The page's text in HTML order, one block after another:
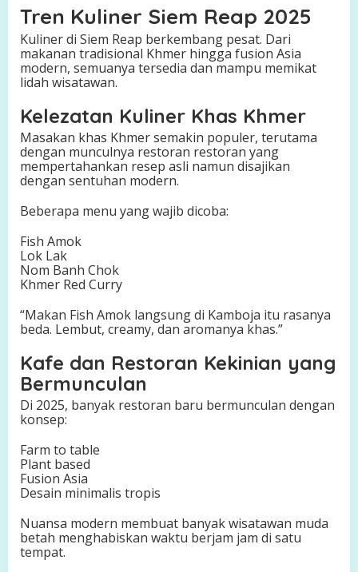
Tren Kuliner Siem Reap 2025
Kuliner di Siem Reap berkembang pesat. Dari
makanan tradisional Khmer hingga fusion Asia
modern, semuanya tersedia dan mampu memikat
lidah wisatawan.
Kelezatan Kuliner Khas Khmer
Masakan khas Khmer semakin populer, terutama
dengan munculnya restoran restoran yang
mempertahankan resep asli namun disajikan
dengan sentuhan modern.
Beberapa menu yang wajib dicoba:
Fish Amok
Lok Lak
Nom Banh Chok
Khmer Red Curry
“Makan Fish Amok langsung di Kamboja itu rasanya
beda. Lembut, creamy, dan aromanya khas.”
Kafe dan Restoran Kekinian yang
Bermunculan
Di 2025, banyak restoran baru bermunculan dengan
konsep:
Farm to table
Plant based
Fusion Asia
Desain minimalis tropis
Nuansa modern membuat banyak wisatawan muda
betah menghabiskan waktu berjam jam di satu
tempat.